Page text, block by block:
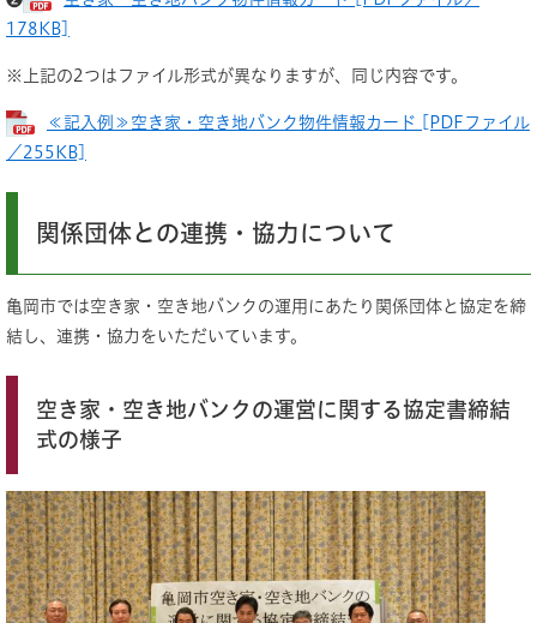
178KB]
※上記の2つはファイル形式が異なりますが、同じ内容です。
≪記入例≫空き家・空き地バンク物件情報カード [PDFファイル
／255KB]
関係団体との連携・協力について
亀岡市では空き家・空き地バンクの運用にあたり関係団体と協定を締
結し、連携・協力をいただいています。
空き家・空き地バンクの運営に関する協定書締結
式の様子